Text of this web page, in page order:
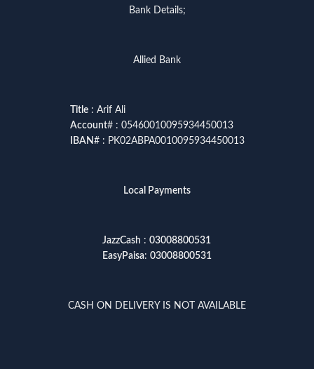
Bank Details;
Allied Bank
Title: Arif Ali
Account# : 05460010095934450013
IBAN# : PK02ABPA0010095934450013
Local Payments
JazzCash : 03008800531
EasyPaisa: 03008800531
CASH ON DELIVERY IS NOT AVAILABLE